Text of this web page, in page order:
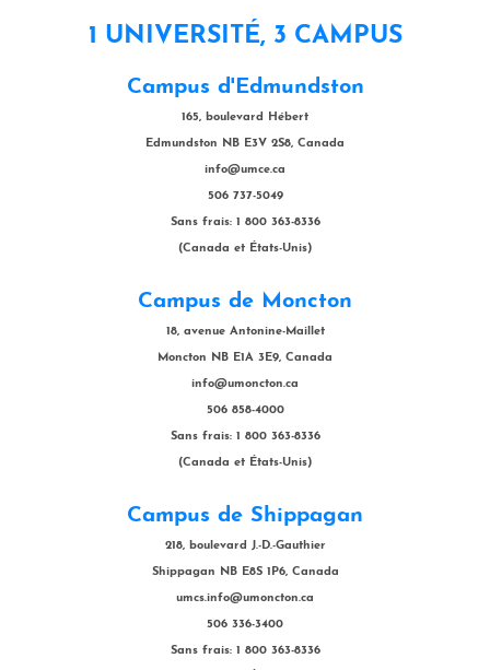
1 UNIVERSITÉ, 3 CAMPUS
Campus d'Edmundston
165, boulevard Hébert
Edmundston NB E3V 2S8, Canada
info@umce.ca
506 737-5049
Sans frais: 1 800 363-8336
(Canada et États-Unis)
Campus de Moncton
18, avenue Antonine-Maillet
Moncton NB E1A 3E9, Canada
info@umoncton.ca
506 858-4000
Sans frais: 1 800 363-8336
(Canada et États-Unis)
Campus de Shippagan
218, boulevard J.-D.-Gauthier
Shippagan NB E8S 1P6, Canada
umcs.info@umoncton.ca
506 336-3400
Sans frais: 1 800 363-8336